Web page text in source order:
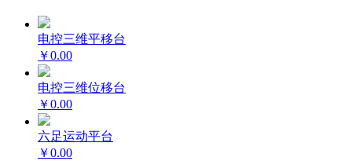
电控三维平移台
￥0.00
电控三维位移台
￥0.00
六足运动平台
￥0.00